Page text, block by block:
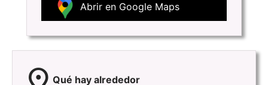
Abrir en Google Maps
Qué hay alrededor